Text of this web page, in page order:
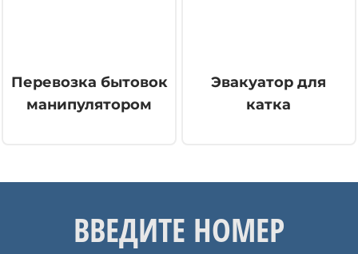
Перевозка бытовок
манипулятором
Эвакуатор для
катка
ВВЕДИТЕ НОМЕР